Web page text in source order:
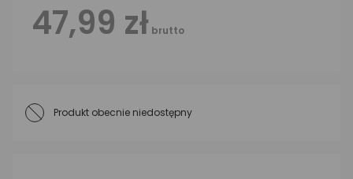
47,99 zł brutto
Produkt obecnie niedostępny